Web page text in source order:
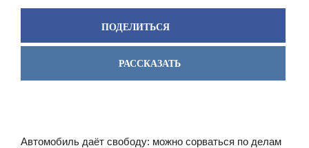
ПОДЕЛИТЬСЯ
РАССКАЗАТЬ
Автомобиль даёт свободу: можно сорваться по делам